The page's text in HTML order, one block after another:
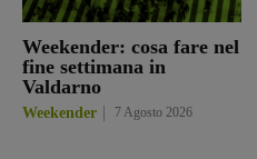
Weekender: cosa fare nel
fine settimana in
Valdarno
Weekender 7 Agosto 2026